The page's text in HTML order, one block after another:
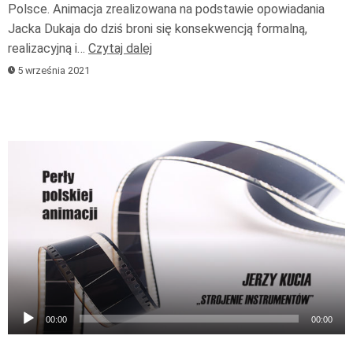
Polsce. Animacja zrealizowana na podstawie opowiadania
Jacka Dukaja do dziś broni się konsekwencją formalną,
realizacyjną i… Czytaj dalej
5 września 2021
plików
dźwiękowych
00:00 00:00